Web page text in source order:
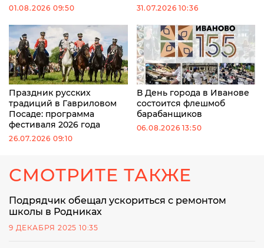
01.08.2026 09:50 31.07.2026 10:36
Праздник русских
традиций в Гавриловом
Посаде: программа
фестиваля 2026 года
26.07.2026 09:10
В День города в Иванове
состоится флешмоб
барабанщиков
06.08.2026 13:50
СМОТРИТЕ ТАКЖЕ
Подрядчик обещал ускориться с ремонтом
школы в Родниках
9 ДЕКАБРЯ 2025 10:35